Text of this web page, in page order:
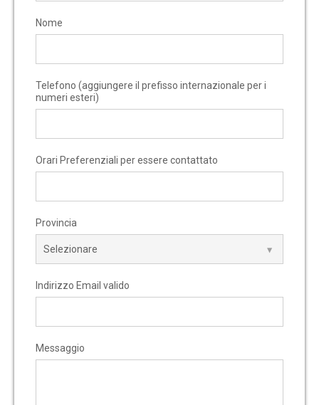
Nome
Telefono (aggiungere il prefisso internazionale per i
numeri esteri)
Orari Preferenziali per essere contattato
Provincia
Indirizzo Email valido
Messaggio